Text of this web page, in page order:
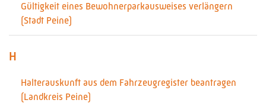
Gültigkeit eines Bewohnerparkausweises verlängern
(Stadt Peine)
H
Halterauskunft aus dem Fahrzeugregister beantragen
(Landkreis Peine)